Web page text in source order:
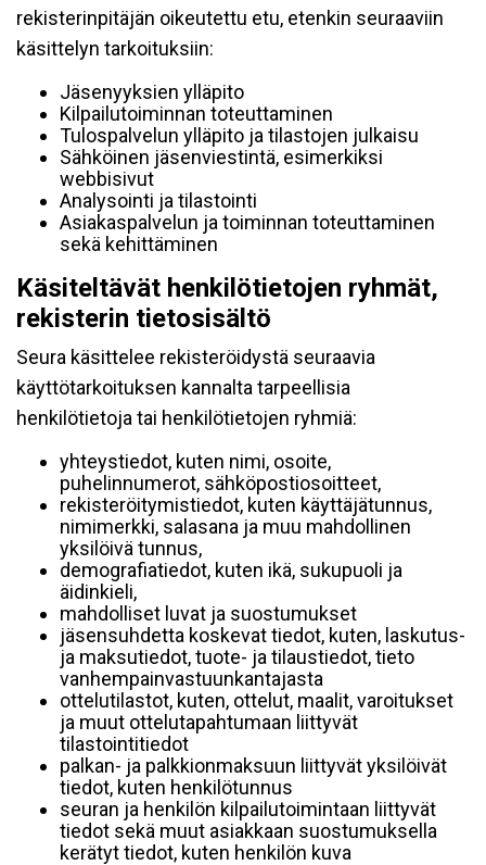
rekisterinpitäjän oikeutettu etu, etenkin seuraaviin
käsittelyn tarkoituksiin:
Jäsenyyksien ylläpito
Kilpailutoiminnan toteuttaminen
Tulospalvelun ylläpito ja tilastojen julkaisu
Sähköinen jäsenviestintä, esimerkiksi
webbisivut
Analysointi ja tilastointi
Asiakaspalvelun ja toiminnan toteuttaminen
sekä kehittäminen
Käsiteltävät henkilötietojen ryhmät,
rekisterin tietosisältö
Seura käsittelee rekisteröidystä seuraavia
käyttötarkoituksen kannalta tarpeellisia
henkilötietoja tai henkilötietojen ryhmiä:
yhteystiedot, kuten nimi, osoite,
puhelinnumerot, sähköpostiosoitteet,
rekisteröitymistiedot, kuten käyttäjätunnus,
nimimerkki, salasana ja muu mahdollinen
yksilöivä tunnus,
demografiatiedot, kuten ikä, sukupuoli ja
äidinkieli,
mahdolliset luvat ja suostumukset
jäsensuhdetta koskevat tiedot, kuten, laskutus-
ja maksutiedot, tuote- ja tilaustiedot, tieto
vanhempainvastuunkantajasta
ottelutilastot, kuten, ottelut, maalit, varoitukset
ja muut ottelutapahtumaan liittyvät
tilastointitiedot
palkan- ja palkkionmaksuun liittyvät yksilöivät
tiedot, kuten henkilötunnus
seuran ja henkilön kilpailutoimintaan liittyvät
tiedot sekä muut asiakkaan suostumuksella
kerätyt tiedot, kuten henkilön kuva